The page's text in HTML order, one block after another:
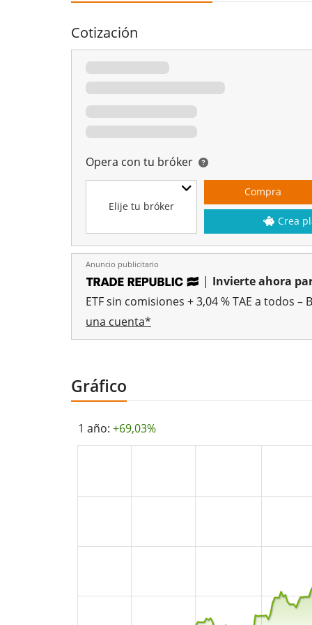
Cotización
Opera con tu bróker
Elije tu bróker
Compra
Crea
Anuncio publicitario
| Invierte ahora
ETF sin comisiones + 3,04 % TAE a todos –
una cuenta*
Gráfico
1 año: +69,03%